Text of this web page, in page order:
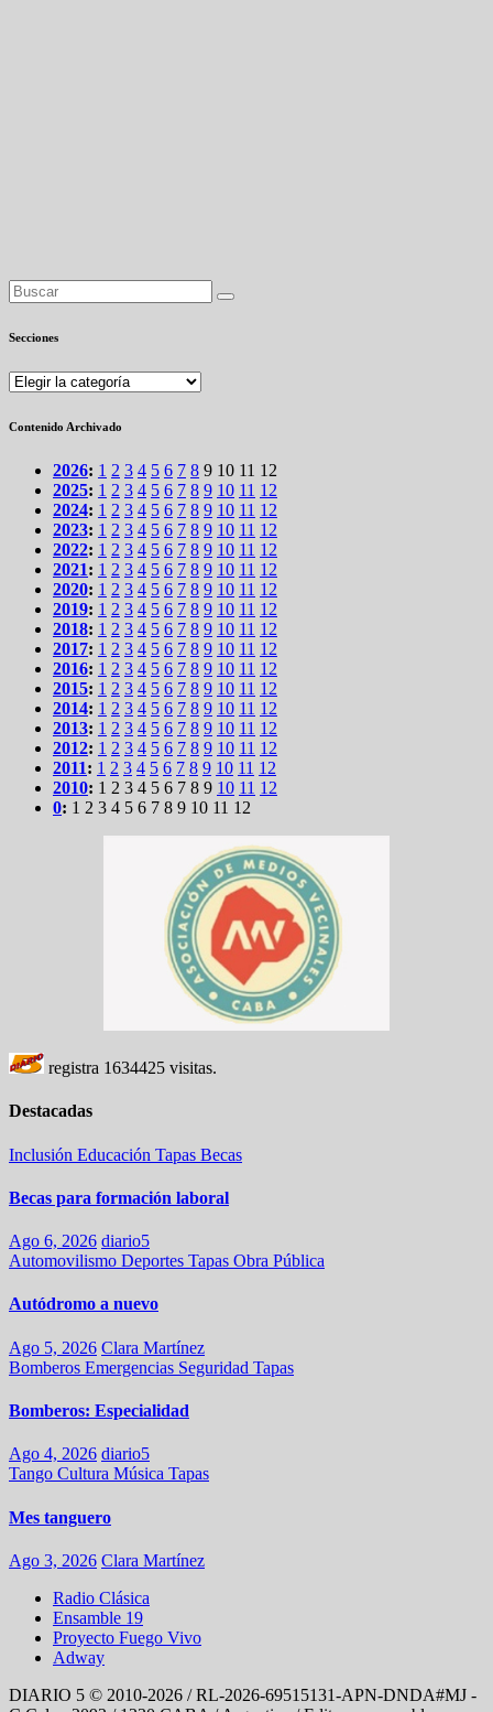
Secciones
Secciones
Contenido Archivado
2026: 1 2 3 4 5 6 7 8 9 10 11 12
2025: 1 2 3 4 5 6 7 8 9 10 11 12
2024: 1 2 3 4 5 6 7 8 9 10 11 12
2023: 1 2 3 4 5 6 7 8 9 10 11 12
2022: 1 2 3 4 5 6 7 8 9 10 11 12
2021: 1 2 3 4 5 6 7 8 9 10 11 12
2020: 1 2 3 4 5 6 7 8 9 10 11 12
2019: 1 2 3 4 5 6 7 8 9 10 11 12
2018: 1 2 3 4 5 6 7 8 9 10 11 12
2017: 1 2 3 4 5 6 7 8 9 10 11 12
2016: 1 2 3 4 5 6 7 8 9 10 11 12
2015: 1 2 3 4 5 6 7 8 9 10 11 12
2014: 1 2 3 4 5 6 7 8 9 10 11 12
2013: 1 2 3 4 5 6 7 8 9 10 11 12
2012: 1 2 3 4 5 6 7 8 9 10 11 12
2011: 1 2 3 4 5 6 7 8 9 10 11 12
2010: 1 2 3 4 5 6 7 8 9 10 11 12
0: 1 2 3 4 5 6 7 8 9 10 11 12
registra 1634425 visitas.
Destacadas
Inclusión Educación Tapas Becas
Becas para formación laboral
Ago 6, 2026 diario5
Automovilismo Deportes Tapas Obra Pública
Autódromo a nuevo
Ago 5, 2026 Clara Martínez
Bomberos Emergencias Seguridad Tapas
Bomberos: Especialidad
Ago 4, 2026 diario5
Tango Cultura Música Tapas
Mes tanguero
Ago 3, 2026 Clara Martínez
Radio Clásica
Ensamble 19
Proyecto Fuego Vivo
Adway
DIARIO 5 © 2010-2026 / RL-2026-69515131-APN-DNDA#MJ -